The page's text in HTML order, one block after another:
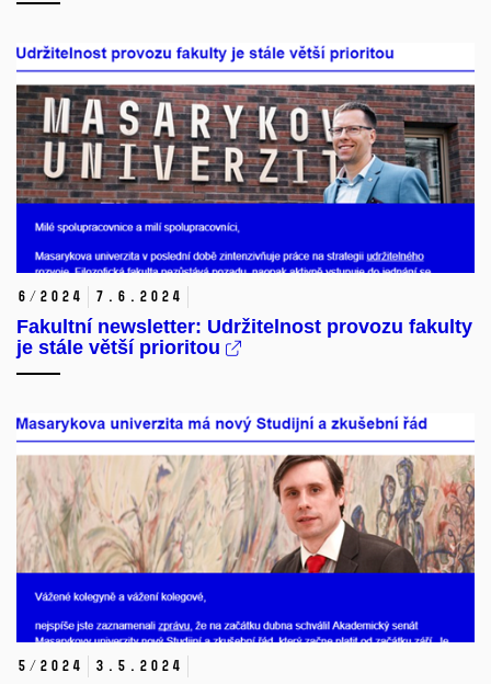
6/2024 7. 6. 2024
Fakultní newsletter: Udržitelnost provozu fakulty
je stále větší prioritou
5/2024 3. 5. 2024